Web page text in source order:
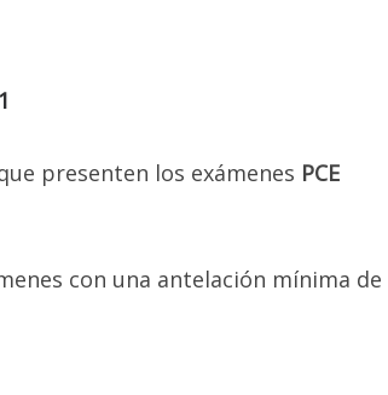
presenten los exámenes PCE
con una antelación mínima de